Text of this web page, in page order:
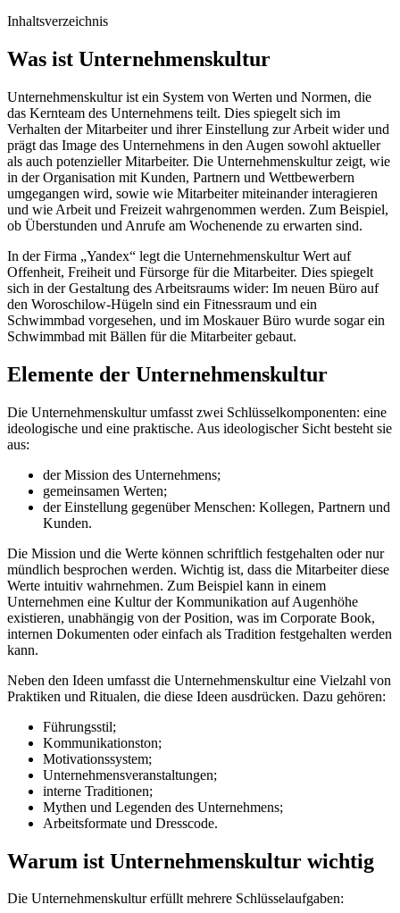
Inhaltsverzeichnis
Was ist Unternehmenskultur
Unternehmenskultur ist ein System von Werten und Normen, die
das Kernteam des Unternehmens teilt. Dies spiegelt sich im
Verhalten der Mitarbeiter und ihrer Einstellung zur Arbeit wider und
prägt das Image des Unternehmens in den Augen sowohl aktueller
als auch potenzieller Mitarbeiter. Die Unternehmenskultur zeigt, wie
in der Organisation mit Kunden, Partnern und Wettbewerbern
umgegangen wird, sowie wie Mitarbeiter miteinander interagieren
und wie Arbeit und Freizeit wahrgenommen werden. Zum Beispiel,
ob Überstunden und Anrufe am Wochenende zu erwarten sind.
In der Firma „Yandex“ legt die Unternehmenskultur Wert auf
Offenheit, Freiheit und Fürsorge für die Mitarbeiter. Dies spiegelt
sich in der Gestaltung des Arbeitsraums wider: Im neuen Büro auf
den Woroschilow-Hügeln sind ein Fitnessraum und ein
Schwimmbad vorgesehen, und im Moskauer Büro wurde sogar ein
Schwimmbad mit Bällen für die Mitarbeiter gebaut.
Elemente der Unternehmenskultur
Die Unternehmenskultur umfasst zwei Schlüsselkomponenten: eine
ideologische und eine praktische. Aus ideologischer Sicht besteht sie
aus:
der Mission des Unternehmens;
gemeinsamen Werten;
der Einstellung gegenüber Menschen: Kollegen, Partnern und
Kunden.
Die Mission und die Werte können schriftlich festgehalten oder nur
mündlich besprochen werden. Wichtig ist, dass die Mitarbeiter diese
Werte intuitiv wahrnehmen. Zum Beispiel kann in einem
Unternehmen eine Kultur der Kommunikation auf Augenhöhe
existieren, unabhängig von der Position, was im Corporate Book,
internen Dokumenten oder einfach als Tradition festgehalten werden
kann.
Neben den Ideen umfasst die Unternehmenskultur eine Vielzahl von
Praktiken und Ritualen, die diese Ideen ausdrücken. Dazu gehören:
Führungsstil;
Kommunikationston;
Motivationssystem;
Unternehmensveranstaltungen;
interne Traditionen;
Mythen und Legenden des Unternehmens;
Arbeitsformate und Dresscode.
Warum ist Unternehmenskultur wichtig
Die Unternehmenskultur erfüllt mehrere Schlüsselaufgaben: